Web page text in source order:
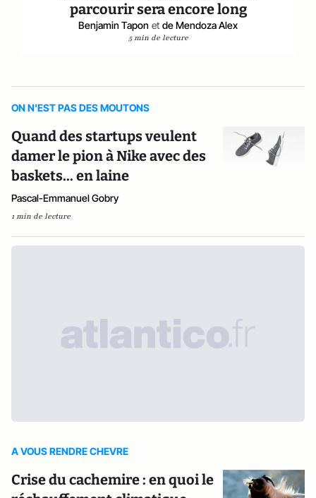
parcourir sera encore long
Benjamin Tapon et de Mendoza Alex
5 min de lecture
ON N'EST PAS DES MOUTONS
Quand des startups veulent
damer le pion à Nike avec des
baskets... en laine
Pascal-Emmanuel Gobry
1 min de lecture
A VOUS RENDRE CHEVRE
Crise du cachemire : en quoi le